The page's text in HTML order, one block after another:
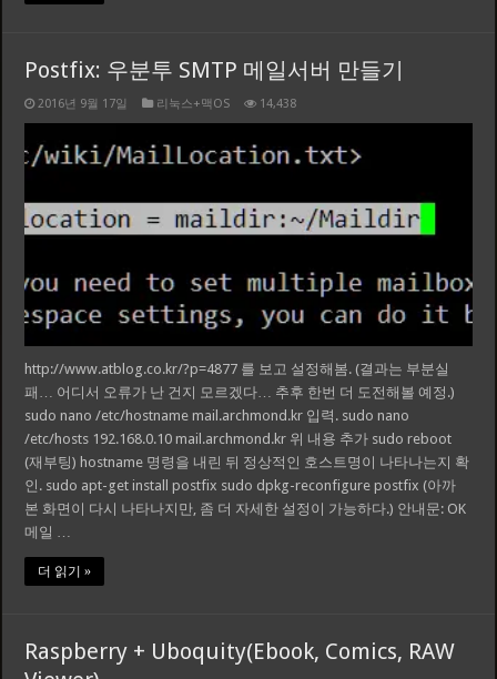
Postfix: 우분투 SMTP 메일서버 만들기
2016년 9월 17일 리눅스+맥OS 14,438
http://www.atblog.co.kr/?p=4877 를 보고 설정해봄. (결과는 부분실
패… 어디서 오류가 난 건지 모르겠다… 추후 한번 더 도전해볼 예정.)
sudo nano /etc/hostname mail.archmond.kr 입력. sudo nano
/etc/hosts 192.168.0.10 mail.archmond.kr 위 내용 추가 sudo reboot
(재부팅) hostname 명령을 내린 뒤 정상적인 호스트명이 나타나는지 확
인. sudo apt-get install postfix sudo dpkg-reconfigure postfix (아까
본 화면이 다시 나타나지만, 좀 더 자세한 설정이 가능하다.) 안내문: OK
메일 …
더 읽기 »
Raspberry + Uboquity(Ebook, Comics, RAW